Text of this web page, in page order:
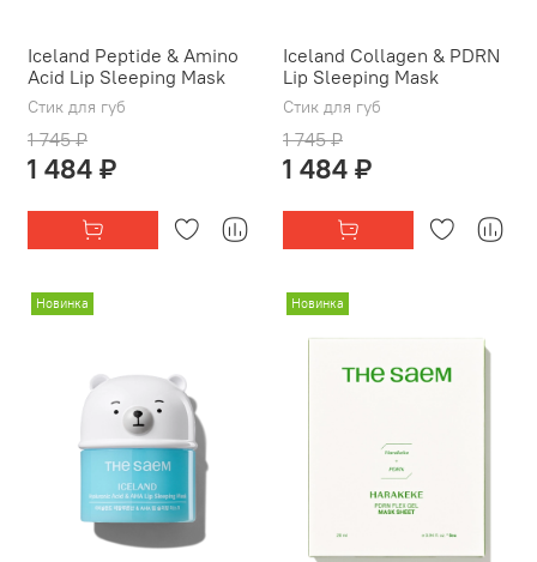
Iceland Peptide & Amino
Acid Lip Sleeping Mask
Стик для губ
1 745 ₽
1 484 ₽
Iceland Collagen & PDRN
Lip Sleeping Mask
Стик для губ
1 745 ₽
1 484 ₽
Новинка Новинка